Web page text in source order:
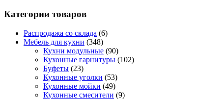
Категории товаров
Распродажа со склада (6)
Мебель для кухни (348)
Кухни модульные (90)
Кухонные гарнитуры (102)
Буфеты (23)
Кухонные уголки (53)
Кухонные мойки (49)
Кухонные смесители (9)